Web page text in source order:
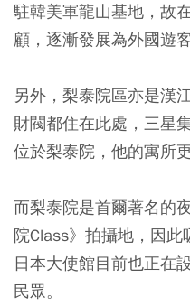
駐韓美軍龍山基地，故
顧，逐漸發展為外國遊
另外，梨泰院區亦是漢
財閥都住在此處，三星
位於梨泰院，他的寓所
而梨泰院是首爾著名的
院Class》拍攝地，因此
日本大使館目前也正在
民眾。